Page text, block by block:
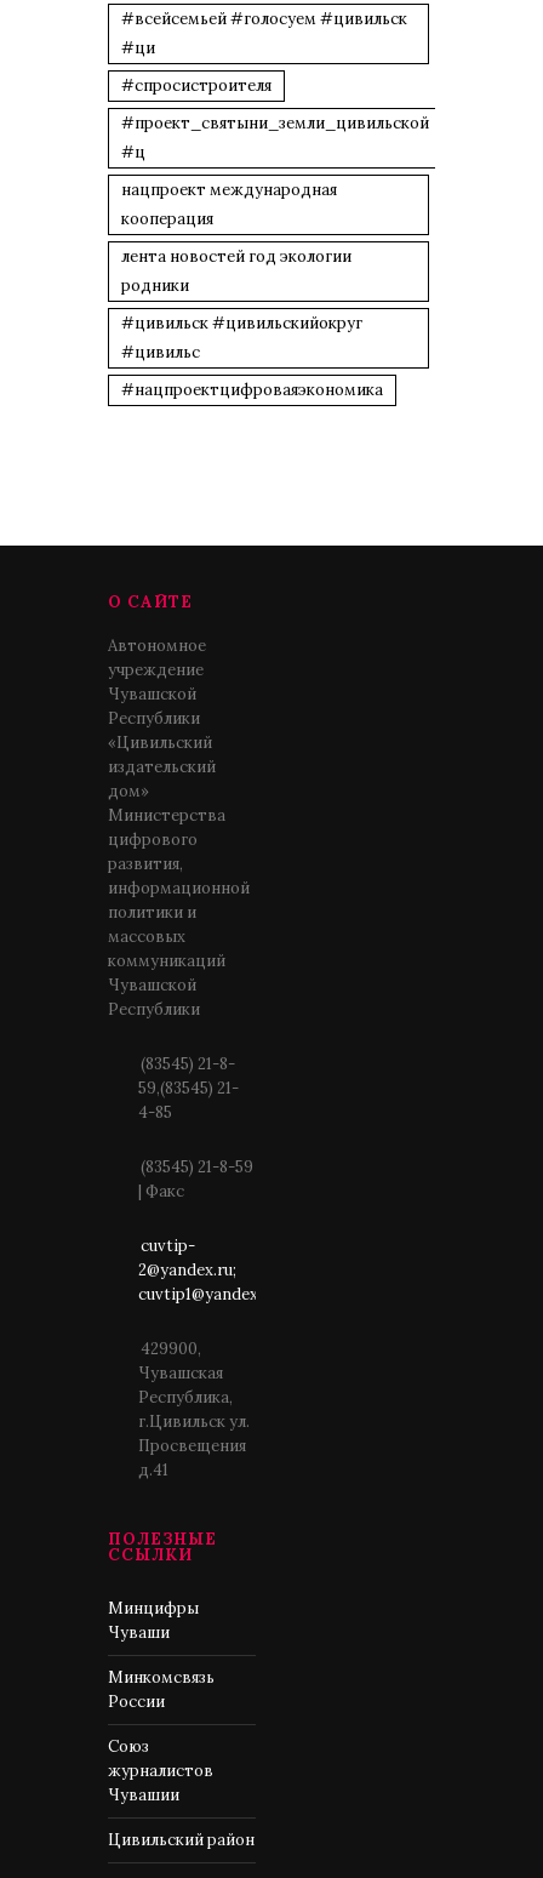
#всейсемьей #голосуем #цивильск
#ци
#спросистроителя
#проект_святыни_земли_цивильской
#ц
нацпроект международная
кооперация
лента новостей год экологии
родники
#цивильск #цивильскийокруг
#цивильс
#нацпроектцифроваяэкономика
О САЙТЕ
Автономное
учреждение
Чувашской
Республики
«Цивильский
издательский
дом»
Министерства
цифрового
развития,
информационной
политики и
массовых
коммуникаций
Чувашской
Республики
(83545) 21-8-
59,(83545) 21-
4-85
(83545) 21-8-59
| Факс
cuvtip-
2@yandex.ru;
cuvtip1@yandex.ru
429900,
Чувашская
Республика,
г.Цивильск ул.
Просвещения
д.41
ПОЛЕЗНЫЕ
ССЫЛКИ
Минцифры
Чуваши
Минкомсвязь
России
Союз
журналистов
Чувашии
Цивильский район